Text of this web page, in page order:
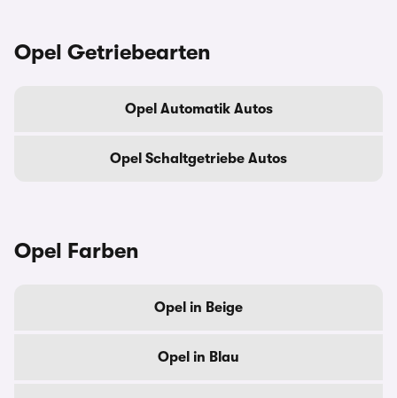
Opel Getriebearten
Opel Automatik Autos
Opel Schaltgetriebe Autos
Opel Farben
Opel in Beige
Opel in Blau